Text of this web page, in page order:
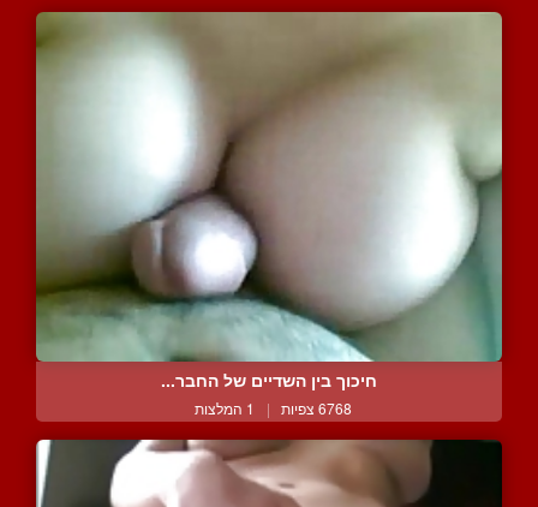
חיכוך בין השדיים של החבר...
6768 צפיות | 1 המלצות